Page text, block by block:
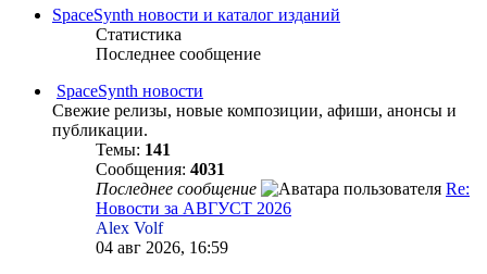
SpaceSynth новости и каталог изданий
Статистика
Последнее сообщение
SpaceSynth новости
Свежие релизы, новые композиции, афиши, анонсы и
публикации.
Темы: 141
Сообщения: 4031
Последнее сообщение
Re:
Новости за АВГУСТ 2026
Alex Volf
04 авг 2026, 16:59